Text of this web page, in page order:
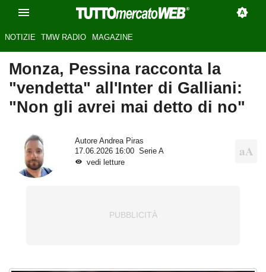
NOTIZIE TMW RADIO MAGAZINE
Monza, Pessina racconta la
"vendetta" all'Inter di Galliani:
"Non gli avrei mai detto di no"
Autore Andrea Piras
17.06.2026 16:00
Serie A
vedi letture